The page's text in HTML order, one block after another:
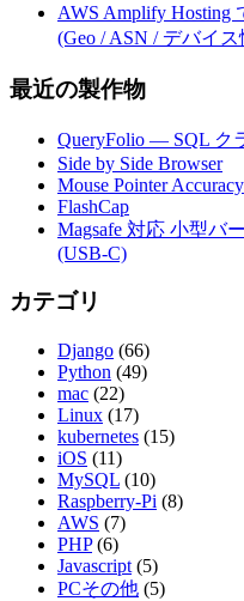
AWS Amplify Hosting
(Geo / ASN / デバイ
最近の製作物
QueryFolio — SQL ク
Side by Side Browser
Mouse Pointer Accuracy
FlashCap
Magsafe 対応 小型バ
(USB-C)
カテゴリ
Django (66)
Python (49)
mac (22)
Linux (17)
kubernetes (15)
iOS (11)
MySQL (10)
Raspberry-Pi (8)
AWS (7)
PHP (6)
Javascript (5)
PCその他 (5)